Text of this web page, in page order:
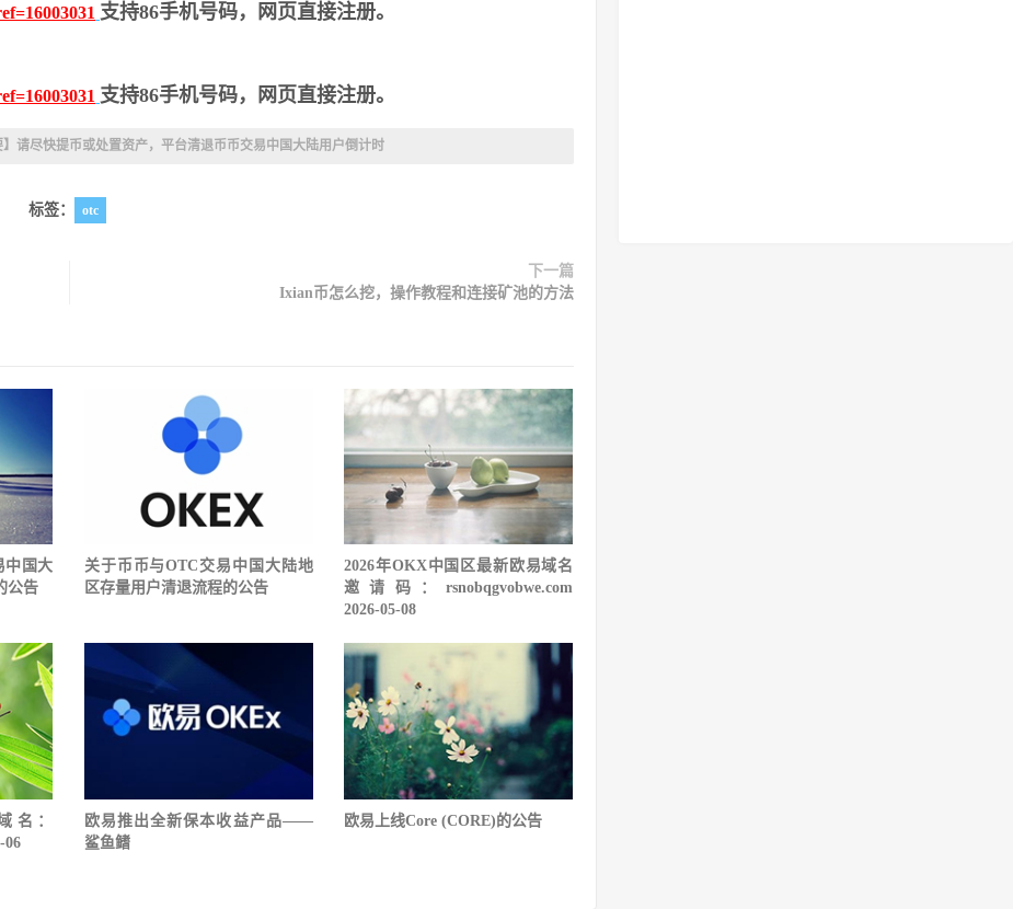
支持86手机号码，网页直接注册。
支持86手机号码，网页直接注册。
】请尽快提币或处置资产，平台清退币币交易中国大陆用户倒计时
标签： otc
下一篇
Ixian币怎么挖，操作教程和连接矿池的方法
中国大
公告
关于币币与OTC交易中国大陆地
区存量用户清退流程的公告
2026年OKX中国区最新欧易域名
邀请码：rsnobqgvobwe.com
2026-05-08
名：
06
欧易推出全新保本收益产品——
鲨鱼鳍
欧易上线Core (CORE)的公告